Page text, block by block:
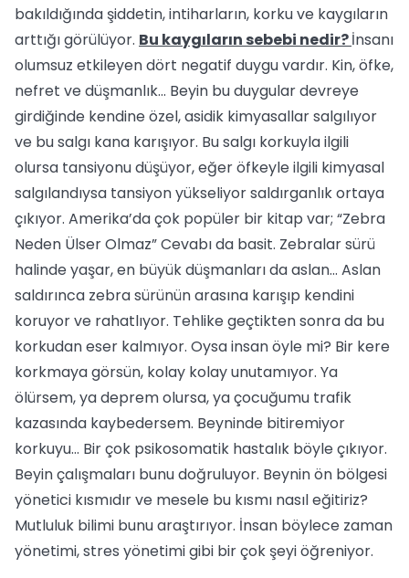
bakıldığında şiddetin, intiharların, korku ve kaygıların
arttığı görülüyor. Bu kaygıların sebebi nedir?İnsanı
olumsuz etkileyen dört negatif duygu vardır. Kin, öfke,
nefret ve düşmanlık... Beyin bu duygular devreye
girdiğinde kendine özel, asidik kimyasallar salgılıyor
ve bu salgı kana karışıyor. Bu salgı korkuyla ilgili
olursa tansiyonu düşüyor, eğer öfkeyle ilgili kimyasal
salgılandıysa tansiyon yükseliyor saldırganlık ortaya
çıkıyor. Amerika’da çok popüler bir kitap var; “Zebra
Neden Ülser Olmaz” Cevabı da basit. Zebralar sürü
halinde yaşar, en büyük düşmanları da aslan... Aslan
saldırınca zebra sürünün arasına karışıp kendini
koruyor ve rahatlıyor. Tehlike geçtikten sonra da bu
korkudan eser kalmıyor. Oysa insan öyle mi? Bir kere
korkmaya görsün, kolay kolay unutamıyor. Ya
ölürsem, ya deprem olursa, ya çocuğumu trafik
kazasında kaybedersem. Beyninde bitiremiyor
korkuyu... Bir çok psikosomatik hastalık böyle çıkıyor.
Beyin çalışmaları bunu doğruluyor. Beynin ön bölgesi
yönetici kısmıdır ve mesele bu kısmı nasıl eğitiriz?
Mutluluk bilimi bunu araştırıyor. İnsan böylece zaman
yönetimi, stres yönetimi gibi bir çok şeyi öğreniyor.